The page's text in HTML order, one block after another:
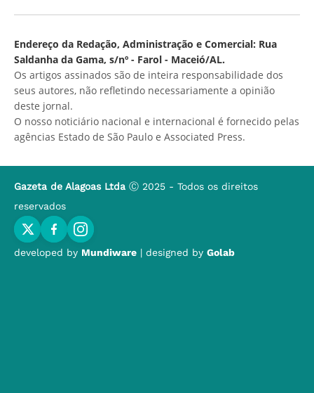
Endereço da Redação, Administração e Comercial: Rua
Saldanha da Gama, s/nº - Farol - Maceió/AL.
Os artigos assinados são de inteira responsabilidade dos
seus autores, não refletindo necessariamente a opinião
deste jornal.
O nosso noticiário nacional e internacional é fornecido pelas
agências Estado de São Paulo e Associated Press.
Gazeta de Alagoas Ltda Ⓒ 2025 - Todos os direitos
reservados
developed by Mundiware | designed by Golab